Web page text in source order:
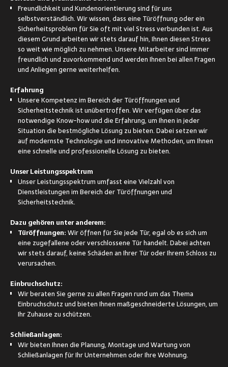
Freundlichkeit und Kundenorientierung sind für uns
selbstverständlich. Wir wissen, dass eine Türöffnung oder ein
Sicherheitsproblem für Sie oft mit viel Stress verbunden ist. Aus
diesem Grund arbeiten wir stets darauf hin, Ihnen diesen Stress
so weit wie möglich zu nehmen. Unsere Mitarbeiter sind immer
freundlich und zuvorkommend und werden Ihnen bei allen Fragen
und Anliegen gerne weiterhelfen.
Erfahrung
Unsere Kompetenz im Bereich der Türöffnungen und
Sicherheitstechnik ist unübertroffen. Wir verfügen über das
notwendige Know-how und die Erfahrung, um Ihnen in jeder
Situation die bestmögliche Lösung zu bieten. Dabei setzen wir
auf modernste Technologie und innovative Methoden, um Ihnen
eine schnelle und professionelle Lösung zu bieten.
Unser Leistungsspektrum
Unser Leistungsspektrum umfasst eine Vielzahl von
Dienstleistungen im Bereich der Türöffnungen und
Sicherheitstechnik.
Dazu gehören unter anderem:
Türöffnungen:Wir öffnen für Sie jede Tür, egal ob es sich um
eine zugefallene oder verschlossene Tür handelt. Dabei achten
wir stets darauf, keine Schäden an Ihrer Tür oder Ihrem Schloss zu
verursachen.
Einbruchschutz:
Wir beraten Sie gerne zu allen Fragen rund um das Thema
Einbruchschutz und bieten Ihnen maßgeschneiderte Lösungen, um
Ihr Zuhause zu schützen.
Schließanlagen:
Wir bieten Ihnen die Planung, Montage und Wartung von
Schließanlagen für Ihr Unternehmen oder Ihre Wohnung.